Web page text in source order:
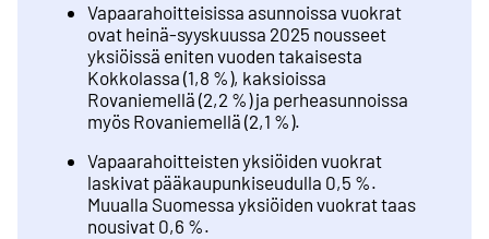
Vapaarahoitteisissa asunnoissa vuokrat
ovat heinä-syyskuussa 2025 nousseet
yksiöissä eniten vuoden takaisesta
Kokkolassa (1,8 %), kaksioissa
Rovaniemellä (2,2 %) ja perheasunnoissa
myös Rovaniemellä (2,1 %).
Vapaarahoitteisten yksiöiden vuokrat
laskivat pääkaupunkiseudulla 0,5 %.
Muualla Suomessa yksiöiden vuokrat taas
nousivat 0,6 %.